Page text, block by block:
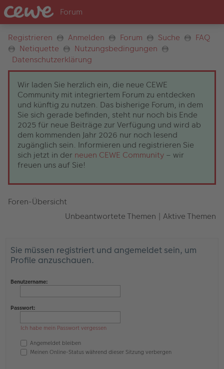
Registrieren Anmelden Forum Suche
FAQ
Netiquette
Nutzungsbedingungen
Datenschutzerklärung
Wir laden Sie herzlich ein, die neue CEWE
Community mit integriertem Forum zu entdecken
und künftig zu nutzen. Das bisherige Forum, in dem
Sie sich gerade befinden, steht nur noch bis Ende
2025 für neue Beiträge zur Verfügung und wird ab
dem kommenden Jahr 2026 nur noch lesend
zugänglich sein. Informieren und registrieren Sie
sich jetzt in der neuen CEWE Community – wir
freuen uns auf Sie!
Foren-Übersicht
Unbeantwortete Themen | Aktive Themen
Sie müssen registriert und angemeldet sein, um
Profile anzuschauen.
Benutzername:
Passwort:
Ich habe mein Passwort vergessen
Angemeldet bleiben
Meinen Online-Status während dieser Sitzung verbergen